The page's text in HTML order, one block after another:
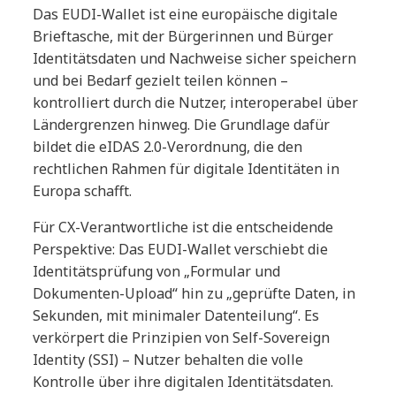
Das EUDI-Wallet ist eine europäische digitale
Brieftasche, mit der Bürgerinnen und Bürger
Identitätsdaten und Nachweise sicher speichern
und bei Bedarf gezielt teilen können –
kontrolliert durch die Nutzer, interoperabel über
Ländergrenzen hinweg. Die Grundlage dafür
bildet die eIDAS 2.0-Verordnung, die den
rechtlichen Rahmen für digitale Identitäten in
Europa schafft.
Für CX-Verantwortliche ist die entscheidende
Perspektive: Das EUDI-Wallet verschiebt die
Identitätsprüfung von „Formular und
Dokumenten-Upload“ hin zu „geprüfte Daten, in
Sekunden, mit minimaler Datenteilung“. Es
verkörpert die Prinzipien von Self-Sovereign
Identity (SSI) – Nutzer behalten die volle
Kontrolle über ihre digitalen Identitätsdaten.